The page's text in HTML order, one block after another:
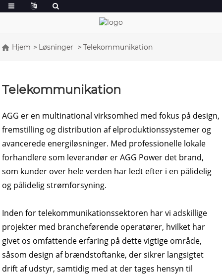
Hjem Løsninger Telekommunikation
Telekommunikation
AGG er en multinational virksomhed med fokus på design,
fremstilling og distribution af elproduktionssystemer og
avancerede energiløsninger. Med professionelle lokale
forhandlere som leverandør er AGG Power det brand,
som kunder over hele verden har ledt efter i en pålidelig
og pålidelig strømforsyning.
Inden for telekommunikationssektoren har vi adskillige
projekter med brancheførende operatører, hvilket har
givet os omfattende erfaring på dette vigtige område,
såsom design af brændstoftanke, der sikrer langsigtet
drift af udstyr, samtidig med at der tages hensyn til